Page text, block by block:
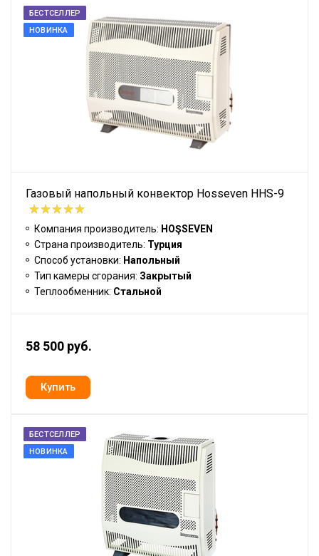
БЕСТСЕЛЛЕР
НОВИНКА
Газовый напольный конвектор Hosseven HHS-9
Компания производитель: HOŞSEVEN
Страна производитель: Турция
Способ установки: Напольный
Тип камеры сгорания: Закрытый
Теплообменник: Стальной
58 500 руб.
БЕСТСЕЛЛЕР
НОВИНКА